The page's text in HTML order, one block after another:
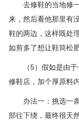
去修鞋的当地修一
来，然后看他那里有
鞋的两边，这样既处
如剪多了想让鞋筒松
（5）假如是由于
修鞋店，加个厚原料内
办法一：挑选一条
部往下绕，最终很天